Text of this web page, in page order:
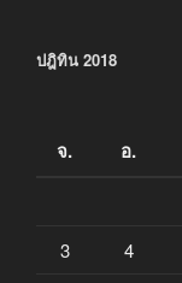
ปฎิทิน 2018
จ. อ.
3
4